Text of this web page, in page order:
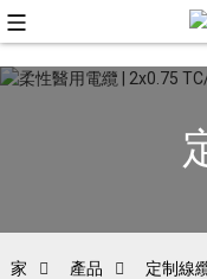
家 產品 定制線